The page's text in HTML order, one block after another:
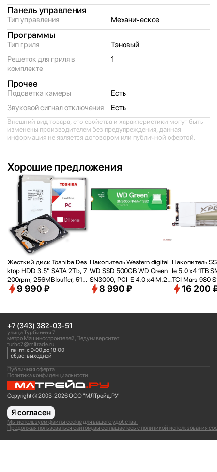
Панель управления
Тип управления Механическое
Программы
Тип гриля
Тэновый
Решеток для гриля в
комплекте
1
Прочее
Подсветка камеры
Есть
Звуковой сигнал отключения
Есть
Внешний вид товара, его свойства и характеристики могут быть
изменены производителем без предупреждения, данная
информация не является договором или публичной офертой.
Хорошие предложения
Жесткий диск Toshiba Des
ktop HDD 3.5" SATA 2Tb, 7
200rpm, 256MB buffer, 512
e, SMR, DT02ACA200
9 990 ₽
Накопитель Western digital
WD SSD 500GB WD Green
SN3000, PCI-E 4.0 x4 M.2
2280, [R/W - 5000/
8 990 ₽
Накопитель
Ie 5.0 x4 1TB
TCI Mars 980
80 16 200
+7 (343) 382-03-51
улица Турбинная 7
метро Машиностроителей, Педуниверситет
turbo7@mltrade.ru
пн-пт: с 9:00 до 18:00
сб,вс: выходной
Copyright © 2003-2026 ООО "МЛТрейд.РУ"
Политика конфиденциальности
Публичная оферта
Мы используем файлы cookie для вашего удобства.
Продолжая пользоваться сайтом, вы соглашаетесь с политикой использования
Я согласен